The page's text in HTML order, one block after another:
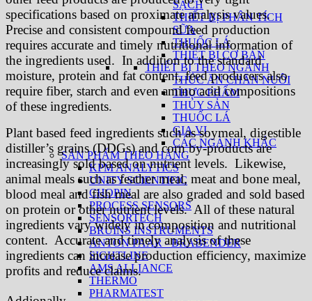
SẠCH
THIẾT BỊ PHÂN TÍCH
SỮA
THUỐC LÁ
THIẾT BỊ CƠ BẢN
THIẾT BỊ THEO NGÀNH
THỨC ĂN CHĂN NUÔI
THỰC PHẨM
THỦY SẢN
THUỐC LÁ
GIA VỊ
CÁC NGÀNH KHÁC
SẢN PHẨM THEO HÃNG
KPM ANALYTICS
UNITY SCIENTIFIC
CHOPIN
PROCESS SENSORS
SENSORTECH
BRUINS INSTRUMENTS
ANTON PAAR - BRABENDER
SIGHTLINE
AMS ALLIANCE
THERMO
PHARMATEST
specifications based on proximate analysis values.
Precise and consistent compound feed production
requires accurate and timely nutritional information of
the ingredients used. In addition to the standard
moisture, protein and fat content, feed producers also
require fiber, starch and even amino acid compositions
of these ingredients.
Plant based feed ingredients such as soymeal, digestible
distiller’s grains (DDGs) and corn by-products are
increasingly sold based on nutrient levels. Likewise,
animal meals such as feather meal, meat and bone meal,
blood meal and fish meal are also graded and sold based
on protein or other nutrient levels. All of these natural
ingredients vary widely in composition and nutritional
content. Accurate and timely analysis of these
ingredients can increase production efficiency, maximize
profits and reduce claims.